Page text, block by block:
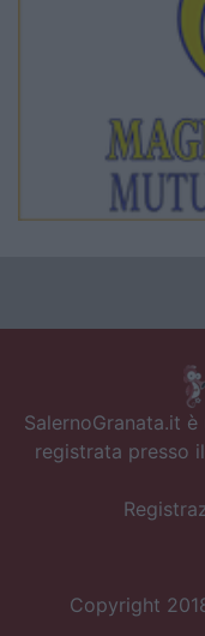
SalernoGranata.it
registrata presso
Copyright